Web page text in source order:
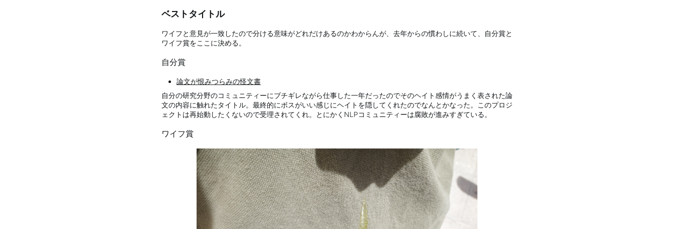
ベストタイトル
ワイフと意見が一致したので分ける意味がどれだけあるのかわからんが、去年からの慣わしに続いて、自分賞と
ワイフ賞をここに決める。
自分賞
論文が恨みつらみの怪文書
自分の研究分野のコミュニティーにブチギレながら仕事した一年だったのでそのヘイト感情がうまく表された論
文の内容に触れたタイトル。最終的にボスがいい感じにヘイトを隠してくれたのでなんとかなった。このプロジ
ェクトは再始動したくないので受理されてくれ。とにかくNLPコミュニティーは腐敗が進みすぎている。
ワイフ賞